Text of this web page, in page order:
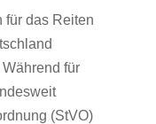
für das Reiten
für
(StVO)